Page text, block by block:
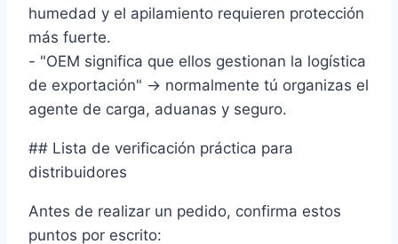
humedad y el apilamiento requieren protección
más fuerte.
- "OEM significa que ellos gestionan la logística
de exportación" → normalmente tú organizas el
agente de carga, aduanas y seguro.
## Lista de verificación práctica para
distribuidores
Antes de realizar un pedido, confirma estos
puntos por escrito: